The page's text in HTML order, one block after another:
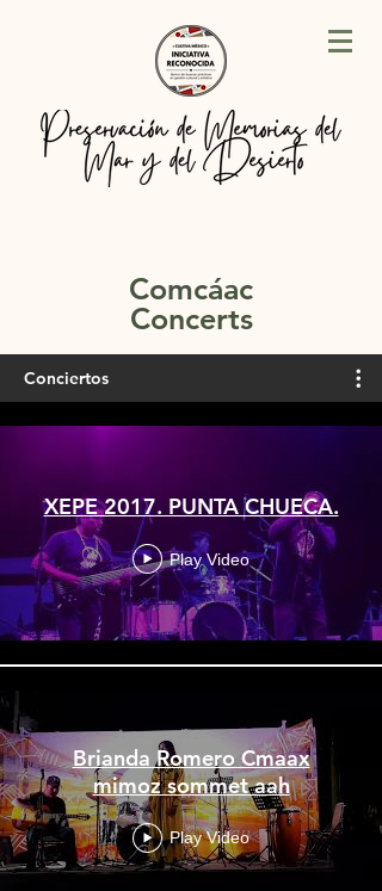
Comcáac
Concerts
Conciertos
XEPE 2017. PUNTA CHUECA.
Play Video
Brianda Romero Cmaax
mimoz sommet aah
Play Video